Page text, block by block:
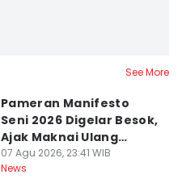
See More
Pameran Manifesto
Seni 2026 Digelar Besok,
Ajak Maknai Ulang
Maritim
07 Agu 2026, 23:41 WIB
News